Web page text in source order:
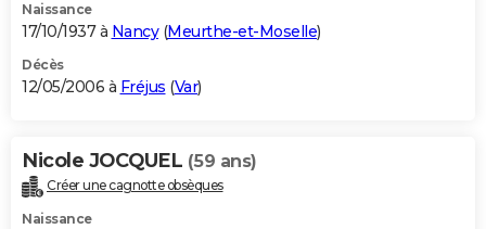
Naissance
17/10/1937 à Nancy(Meurthe-et-Moselle)
Décès
12/05/2006 à Fréjus (Var)
Nicole JOCQUEL (59 ans)
Créer une cagnotte obsèques
Naissance